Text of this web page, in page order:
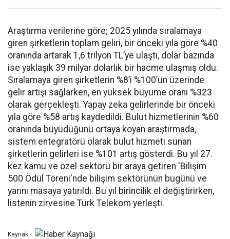
Araştırma verilerine göre; 2025 yılında sıralamaya
giren şirketlerin toplam geliri, bir önceki yıla göre %40
oranında artarak 1,6 trilyon TL’ye ulaştı, dolar bazında
ise yaklaşık 39 milyar dolarlık bir hacme ulaşmış oldu.
Sıralamaya giren şirketlerin %8’i %100’ün üzerinde
gelir artışı sağlarken, en yüksek büyüme oranı %323
olarak gerçekleşti. Yapay zeka gelirlerinde bir önceki
yıla göre %58 artış kaydedildi. Bulut hizmetlerinin %60
oranında büyüdüğünü ortaya koyan araştırmada,
sistem entegratörü olarak bulut hizmeti sunan
şirketlerin gelirleri ise %101 artış gösterdi. Bu yıl 27.
kez kamu ve özel sektörü bir araya getiren 'Bilişim
500 Ödül Töreni'nde bilişim sektörünün bugünü ve
yarını masaya yatırıldı. Bu yıl birincilik el değiştirirken,
listenin zirvesine Türk Telekom yerleşti.
Kaynak: